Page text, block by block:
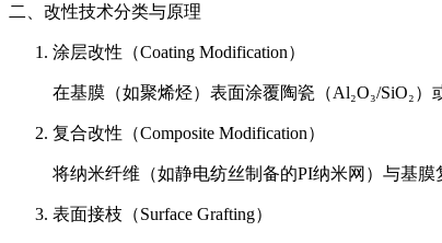
二、改性技术分类与原理
涂层改性（Coating Modification）
在基膜（如聚烯烃）表面涂覆陶瓷（Al₂O₃/SiO₂
复合改性（Composite Modification）
将纳米纤维（如静电纺丝制备的PI纳米网）与基膜
表面接枝（Surface Grafting）